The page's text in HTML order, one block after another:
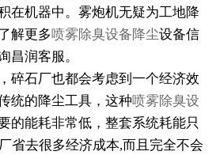
在机器中。雾炮机无疑为工地降
解更多喷雾除臭设备降尘设备信
昌润客服。
碎石厂也都会考虑到一个经济效
统的降尘工具，这种喷雾除臭设
的能耗非常低，整套系统耗能只
省去很多经济成本,而且完全不会